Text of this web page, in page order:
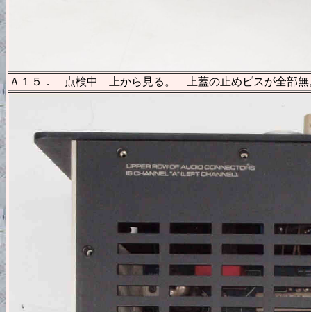
Ａ１５． 点検中 上から見る。 上蓋の止めビスが全部無